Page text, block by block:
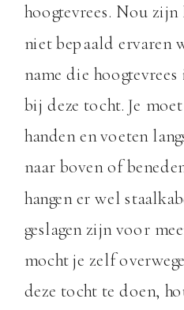
hoogtevrees. Nou
niet bepaald ervaren
name die
bij deze tocht. Je
handen en voeten
naar boven of
hangen er wel
geslagen zijn voor
mocht je zelf
deze tocht te doen,